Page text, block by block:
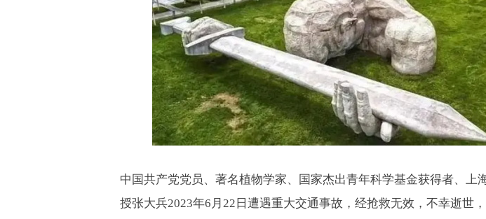
中国共产党党员、著名植物学家、国家杰出青年科学基金获得者、上
授张大兵2023年6 月 22 日遭遇重大交通事故，经抢救无效，不幸逝世